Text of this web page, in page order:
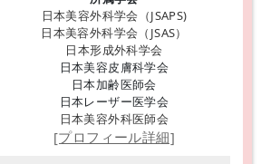
日本美容外科学会（JSAPS)
日本美容外科学会（JSAS）
日本形成外科学会
日本美容皮膚科学会
日本加齢医師会
日本レーザー医学会
日本美容外科医師会
[プロフィール詳細]